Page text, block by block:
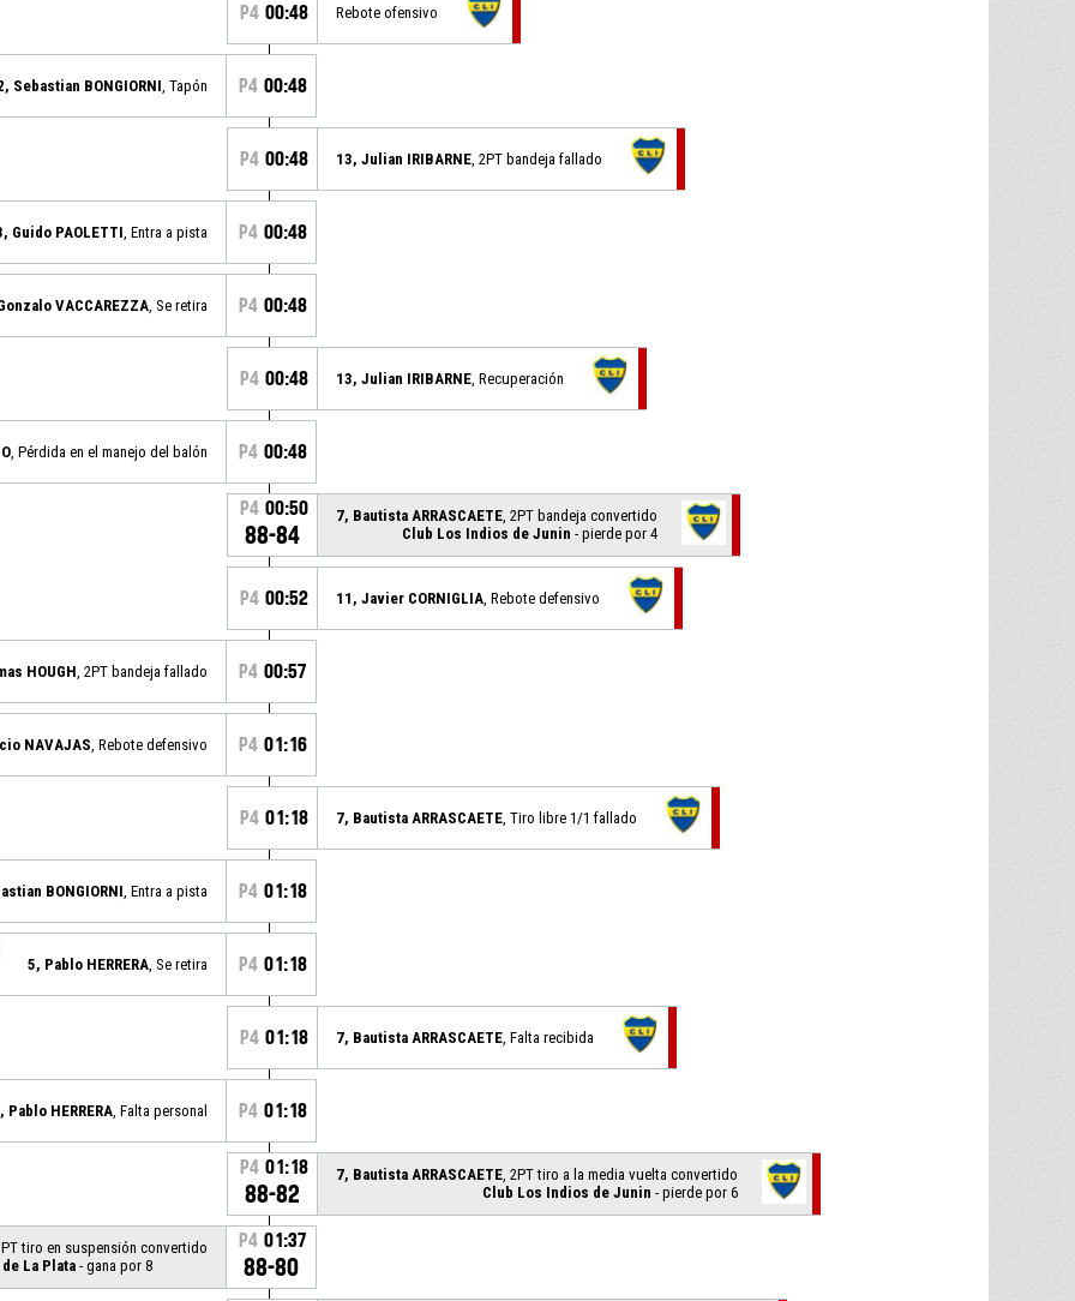
P4 00:48 Rebote ofensivo
Sebastian BONGIORNI , Tapón P4 00:48
P4 00:48 13, Julian IRIBARNE , 2PT bandeja fallado
Guido PAOLETTI , Entra a pista P4 00:48
VACCAREZZA , Se retira P4 00:48
P4 00:48 13, Julian IRIBARNE , Recuperación
, Pérdida en el manejo del balón P4 00:48
P4 00:50
88-84
7, Bautista ARRASCAETE , 2PT bandeja convertido
Club Los Indios de Junin - pierde por 4
P4 00:52 11, Javier CORNIGLIA , Rebote defensivo
HOUGH , 2PT bandeja fallado P4 00:57
NAVAJAS , Rebote defensivo P4 01:16
P4 01:18 7, Bautista ARRASCAETE , Tiro libre 1/1 fallado
BONGIORNI , Entra a pista P4 01:18
5, Pablo HERRERA , Se retira P4 01:18
P4 01:18 7, Bautista ARRASCAETE , Falta recibida
Pablo HERRERA , Falta personal P4 01:18
P4 01:18
88-82
7, Bautista ARRASCAETE , 2PT tiro a la media vuelta convertido
Club Los Indios de Junin - pierde por 6
tiro en suspensión convertido
La Plata - gana por 8
P4 01:37
88-80